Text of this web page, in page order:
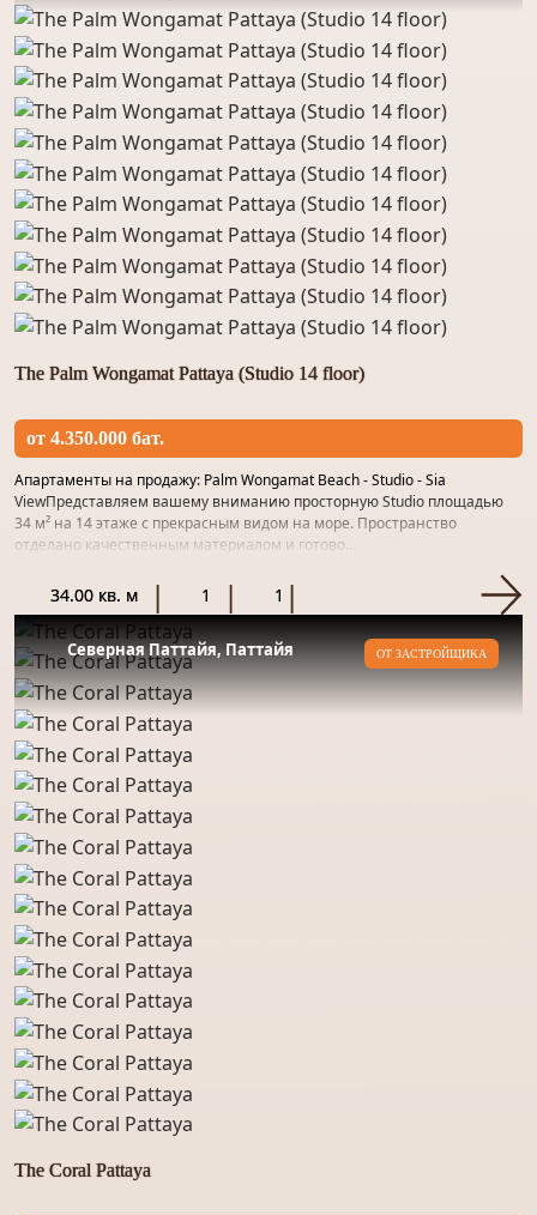
The Palm Wongamat Pattaya (Studio 14 floor)
от 4.350.000 бат.
Апартаменты на продажу: Palm Wongamat Beach - Studio - Sia
ViewПредставляем вашему вниманию просторную Studio площадью
34 м² на 14 этаже с прекрасным видом на море. Пространство
отделано качественным материалом и готово...
34.00 кв. м 1 1
Северная Паттайя, Паттайя ОТ ЗАСТРОЙЩИКА
The Coral Pattaya